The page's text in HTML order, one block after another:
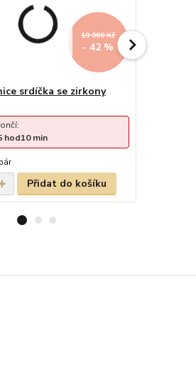
10 060 Kč
- 42 %
srdíčka se zirkony
hod10min
Přidat do košíku